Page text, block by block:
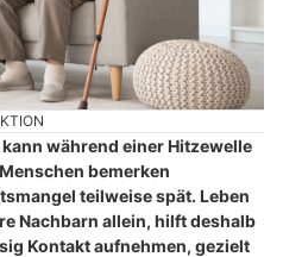
während einer Hitzewelle
bemerken
teilweise spät. Leben
Nachbarn allein, hilft deshalb
Kontakt aufnehmen, gezielt